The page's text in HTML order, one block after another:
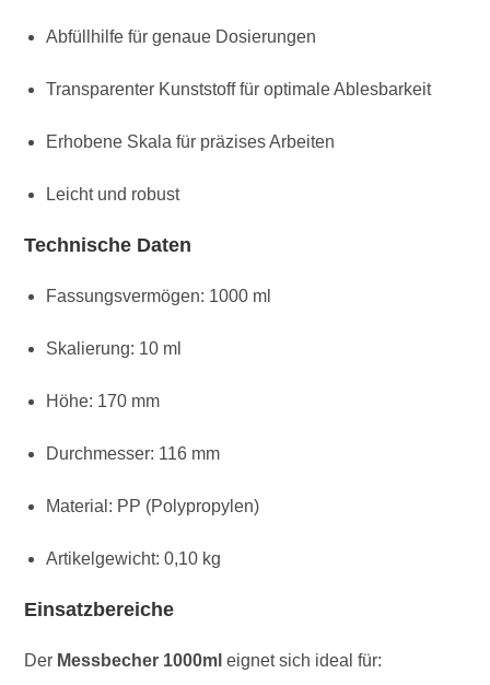
Abfüllhilfe für genaue Dosierungen
Transparenter Kunststoff für optimale Ablesbarkeit
Erhobene Skala für präzises Arbeiten
Leicht und robust
Technische Daten
Fassungsvermögen: 1000 ml
Skalierung: 10 ml
Höhe: 170 mm
Durchmesser: 116 mm
Material: PP (Polypropylen)
Artikelgewicht: 0,10 kg
Einsatzbereiche
Der Messbecher 1000ml eignet sich ideal für: